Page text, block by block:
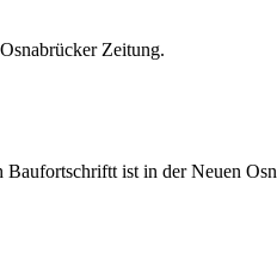
Zeitung.
ist in der Neuen